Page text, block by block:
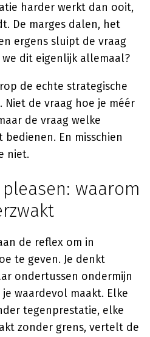
harder werkt dan ooit,
De marges dalen, het
ergens sluipt de vraag
dit eigenlijk allemaal?
de echte strategische
Niet de vraag hoe je méér
de vraag welke
En misschien
niet.
waarom
de reflex om in
te geven. Je denkt
ondertussen ondermijn
waardevol maakt. Elke
tegenprestatie, elke
zonder grens, vertelt de